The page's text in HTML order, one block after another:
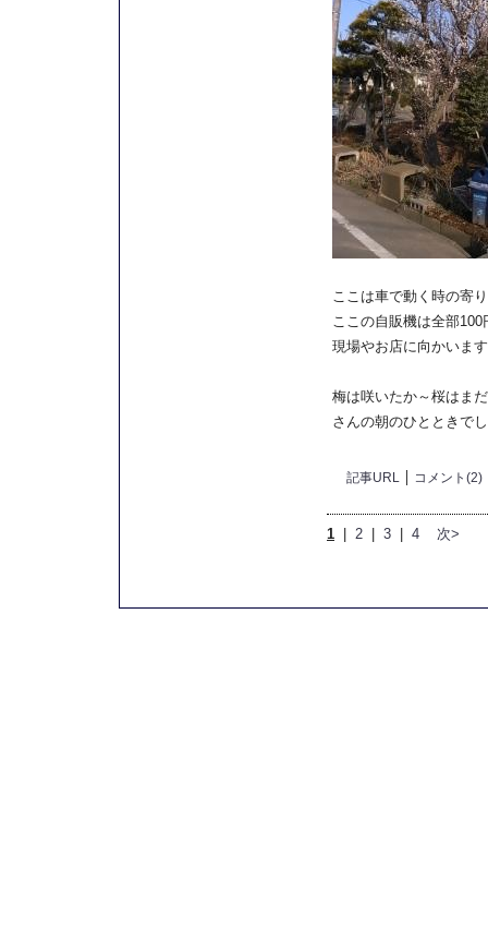
ここは車で動く時の寄
ここの自販機は全部
現場やお店に向かいま
梅は咲いたか～桜はま
さんの朝のひとときで
記事URL コメント(2)
1 2 3 4 次>